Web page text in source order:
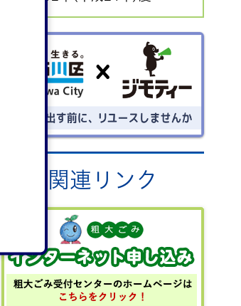
ごみを出す前にリユースしません
関連リンク